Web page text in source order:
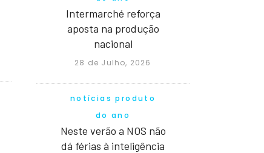
Intermarché reforça
aposta na produção
nacional
28 de Julho, 2026
notícias produto
do ano
Neste verão a NOS não
dá férias à inteligência